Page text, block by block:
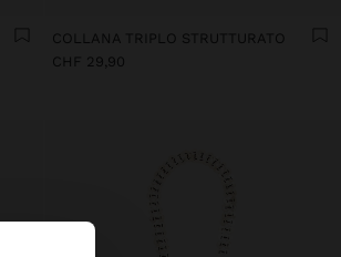
COLLANA TRIPLO STRUTTURATO
CHF 29,90